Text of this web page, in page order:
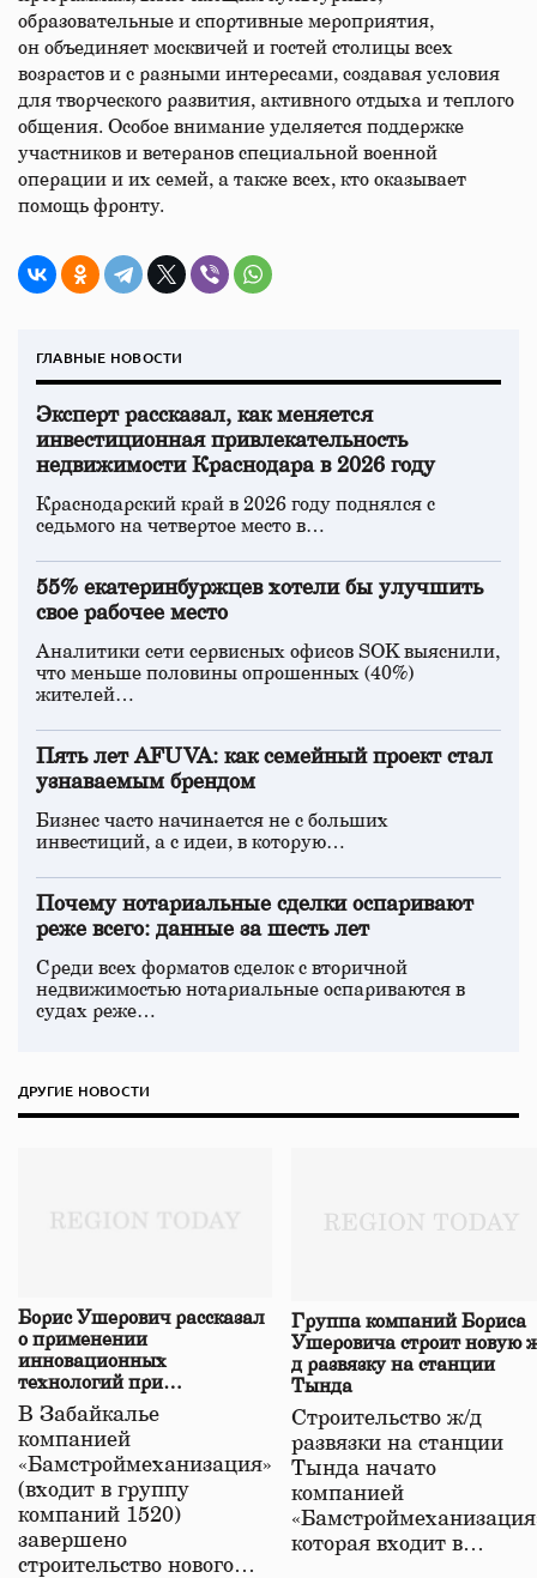
образовательные и спортивные мероприятия,
он объединяет москвичей и гостей столицы всех
возрастов и с разными интересами, создавая условия
для творческого развития, активного отдыха и теплого
общения. Особое внимание уделяется поддержке
участников и ветеранов специальной военной
операции и их семей, а также всех, кто оказывает
помощь фронту.
ГЛАВНЫЕ НОВОСТИ
Эксперт рассказал, как меняется
инвестиционная привлекательность
недвижимости Краснодара в 2026 году
Краснодарский край в 2026 году поднялся с
седьмого на четвертое место в…
55% екатеринбуржцев хотели бы улучшить
свое рабочее место
Аналитики сети сервисных офисов SOK выяснили,
что меньше половины опрошенных (40%)
жителей…
Пять лет AFUVA: как семейный проект стал
узнаваемым брендом
Бизнес часто начинается не с больших
инвестиций, а с идеи, в которую…
Почему нотариальные сделки оспаривают
реже всего: данные за шесть лет
Среди всех форматов сделок с вторичной
недвижимостью нотариальные оспариваются в
судах реже…
ДРУГИЕ НОВОСТИ
Борис Ушерович рассказал
о применении
инновационных
технологий при
строительстве нового моста
в Забайкалье
В Забайкалье
компанией
«Бамстроймеханизация»
(входит в группу
компаний 1520)
завершено
строительство нового…
Группа компаний Бориса
Ушеровича строит новую
д развязку на станции
Тында
Строительство ж/д
развязки на станции
Тында начато
компанией
которая входит в…